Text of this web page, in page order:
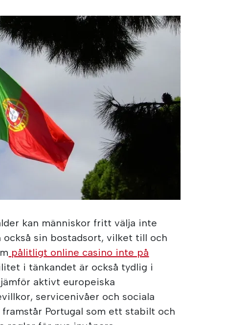
kan människor fritt välja inte
sin bostadsort, vilket till och
pålitligt online casino inte på
i tänkandet är också tydlig i
aktivt europeiska
servicenivåer och sociala
Portugal som ett stabilt och